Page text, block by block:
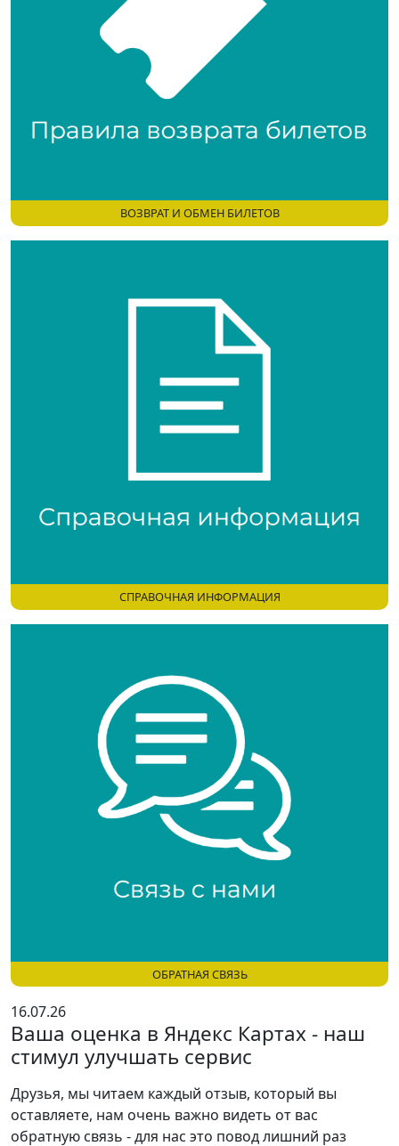
ВОЗВРАТ И ОБМЕН БИЛЕТОВ
СПРАВОЧНАЯ ИНФОРМАЦИЯ
ОБРАТНАЯ СВЯЗЬ
16.07.26
Ваша оценка в Яндекс Картах - наш
стимул улучшать сервис
Друзья, мы читаем каждый отзыв, который вы
оставляете, нам очень важно видеть от вас
обратную связь - для нас это повод лишний раз